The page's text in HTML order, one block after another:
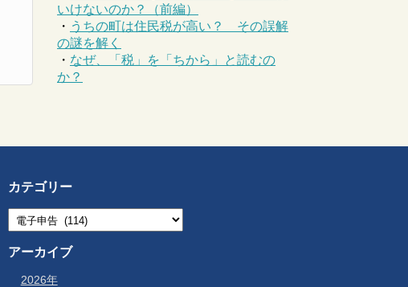
いけないのか？（前編）
・ うちの町は住民税が高い？ その誤解
の謎を解く
・ なぜ、「税」を「ちから」と読むの
か？
カテゴリー
アーカイブ
2026年